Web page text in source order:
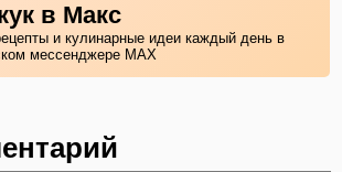
в Макс
и кулинарные идеи каждый день в
мессенджере MAX